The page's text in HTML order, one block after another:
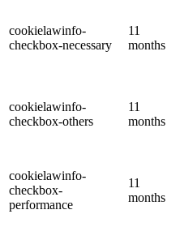
cookielawinfo-
checkbox-necessary
11
months
cookielawinfo-
checkbox-others
11
months
cookielawinfo-
checkbox-
performance
11
months